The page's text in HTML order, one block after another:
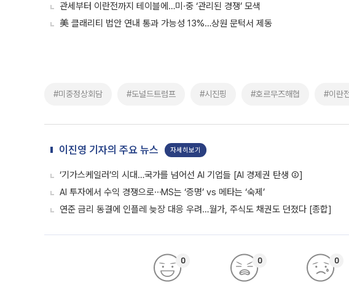
관세부터 이란전까지 테이블에…미·중 ‘관리된 경쟁’ 모색
美 클래리티 법안 연내 통과 가능성 13%…상원 문턱서 제동
#미중정상회담 #도널드트럼프 #시진핑 #호르무즈해협 #이란
이진영 기자의 주요 뉴스 자세히보기
‘기가스케일러’의 시대…국가를 넘어선 AI 기업들 [AI 경제권 탄생 ②]
AI 투자에서 수익 경쟁으로⋯MS는 ‘증명’ vs 메타는 ‘숙제’
연준 금리 동결에 인플레 늦장 대응 우려…월가, 주식도 채권도 던졌다 [종합]
0 0 0